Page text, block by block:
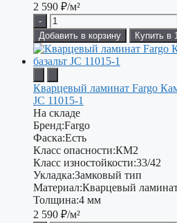
2 590 ₽/м²
-
Добавить в корзину
Купить в
Кварцевый ламинат Fargo
JC 11015-1
На складе
Бренд:Fargo
Фаска:Есть
Класс опасности:КМ2
Класс изностойкости:33/42
Укладка:Замковый тип
Материал:Кварцевый
Толщина:4 мм
2 590 ₽/м²